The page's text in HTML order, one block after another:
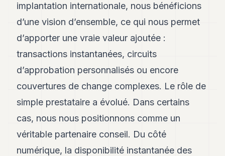
implantation internationale, nous bénéficions
d’une vision d’ensemble, ce qui nous permet
d’apporter une vraie valeur ajoutée :
transactions instantanées, circuits
d’approbation personnalisés ou encore
couvertures de change complexes. Le rôle de
simple prestataire a évolué. Dans certains
cas, nous nous positionnons comme un
véritable partenaire conseil. Du côté
numérique, la disponibilité instantanée des